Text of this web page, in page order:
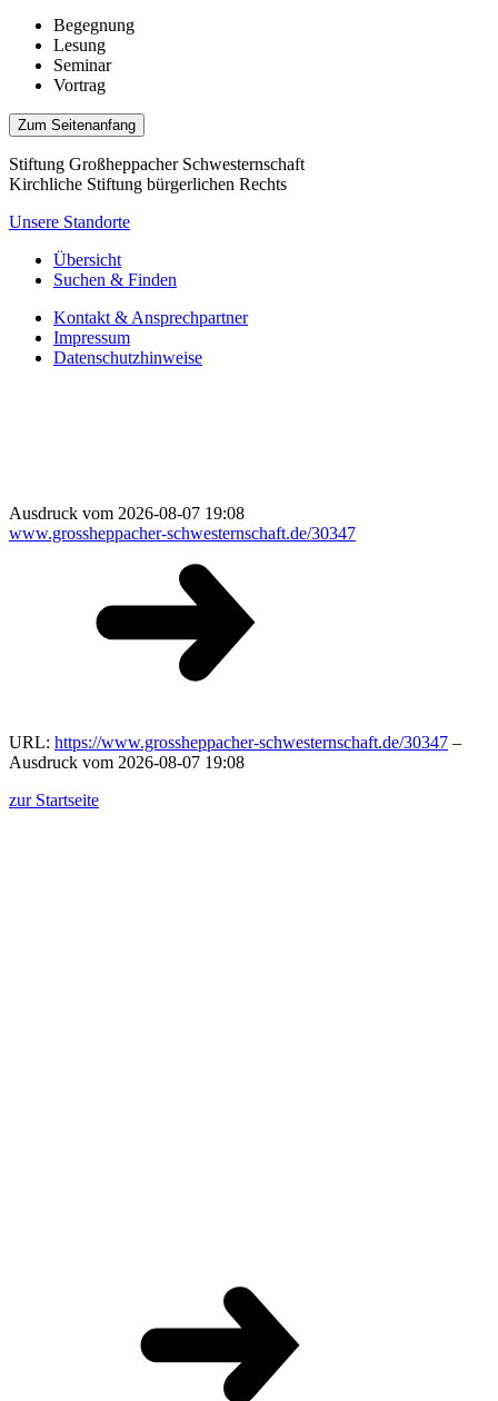
Begegnung
Lesung
Seminar
Vortrag
Zum Seitenanfang
Stiftung Großheppacher Schwesternschaft
Kirchliche Stiftung bürgerlichen Rechts
Unsere Standorte
Übersicht
Suchen & Finden
Kontakt & Ansprechpartner
Impressum
Datenschutzhinweise
Ausdruck vom 2026-08-07 19:08
www.grossheppacher-schwesternschaft.de/30347
URL: https://www.grossheppacher-schwesternschaft.de/30347 –
Ausdruck vom 2026-08-07 19:08
zur Startseite